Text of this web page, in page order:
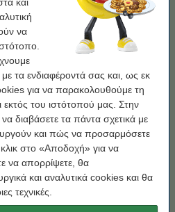
να
με τα ενδιαφέροντά σας και, ως εκ
για να παρακολουθούμε τη
του ιστότοπού μας. Στην
να διαβάσετε τα πάντα σχετικά με
και πώς να προσαρμόσετε
στο «Αποδοχή» για να
να απορρίψετε, θα
και αναλυτικά cookies και θα
τεχνικές.
τώρα, για άμεση παράδοση!
PG-545XL High